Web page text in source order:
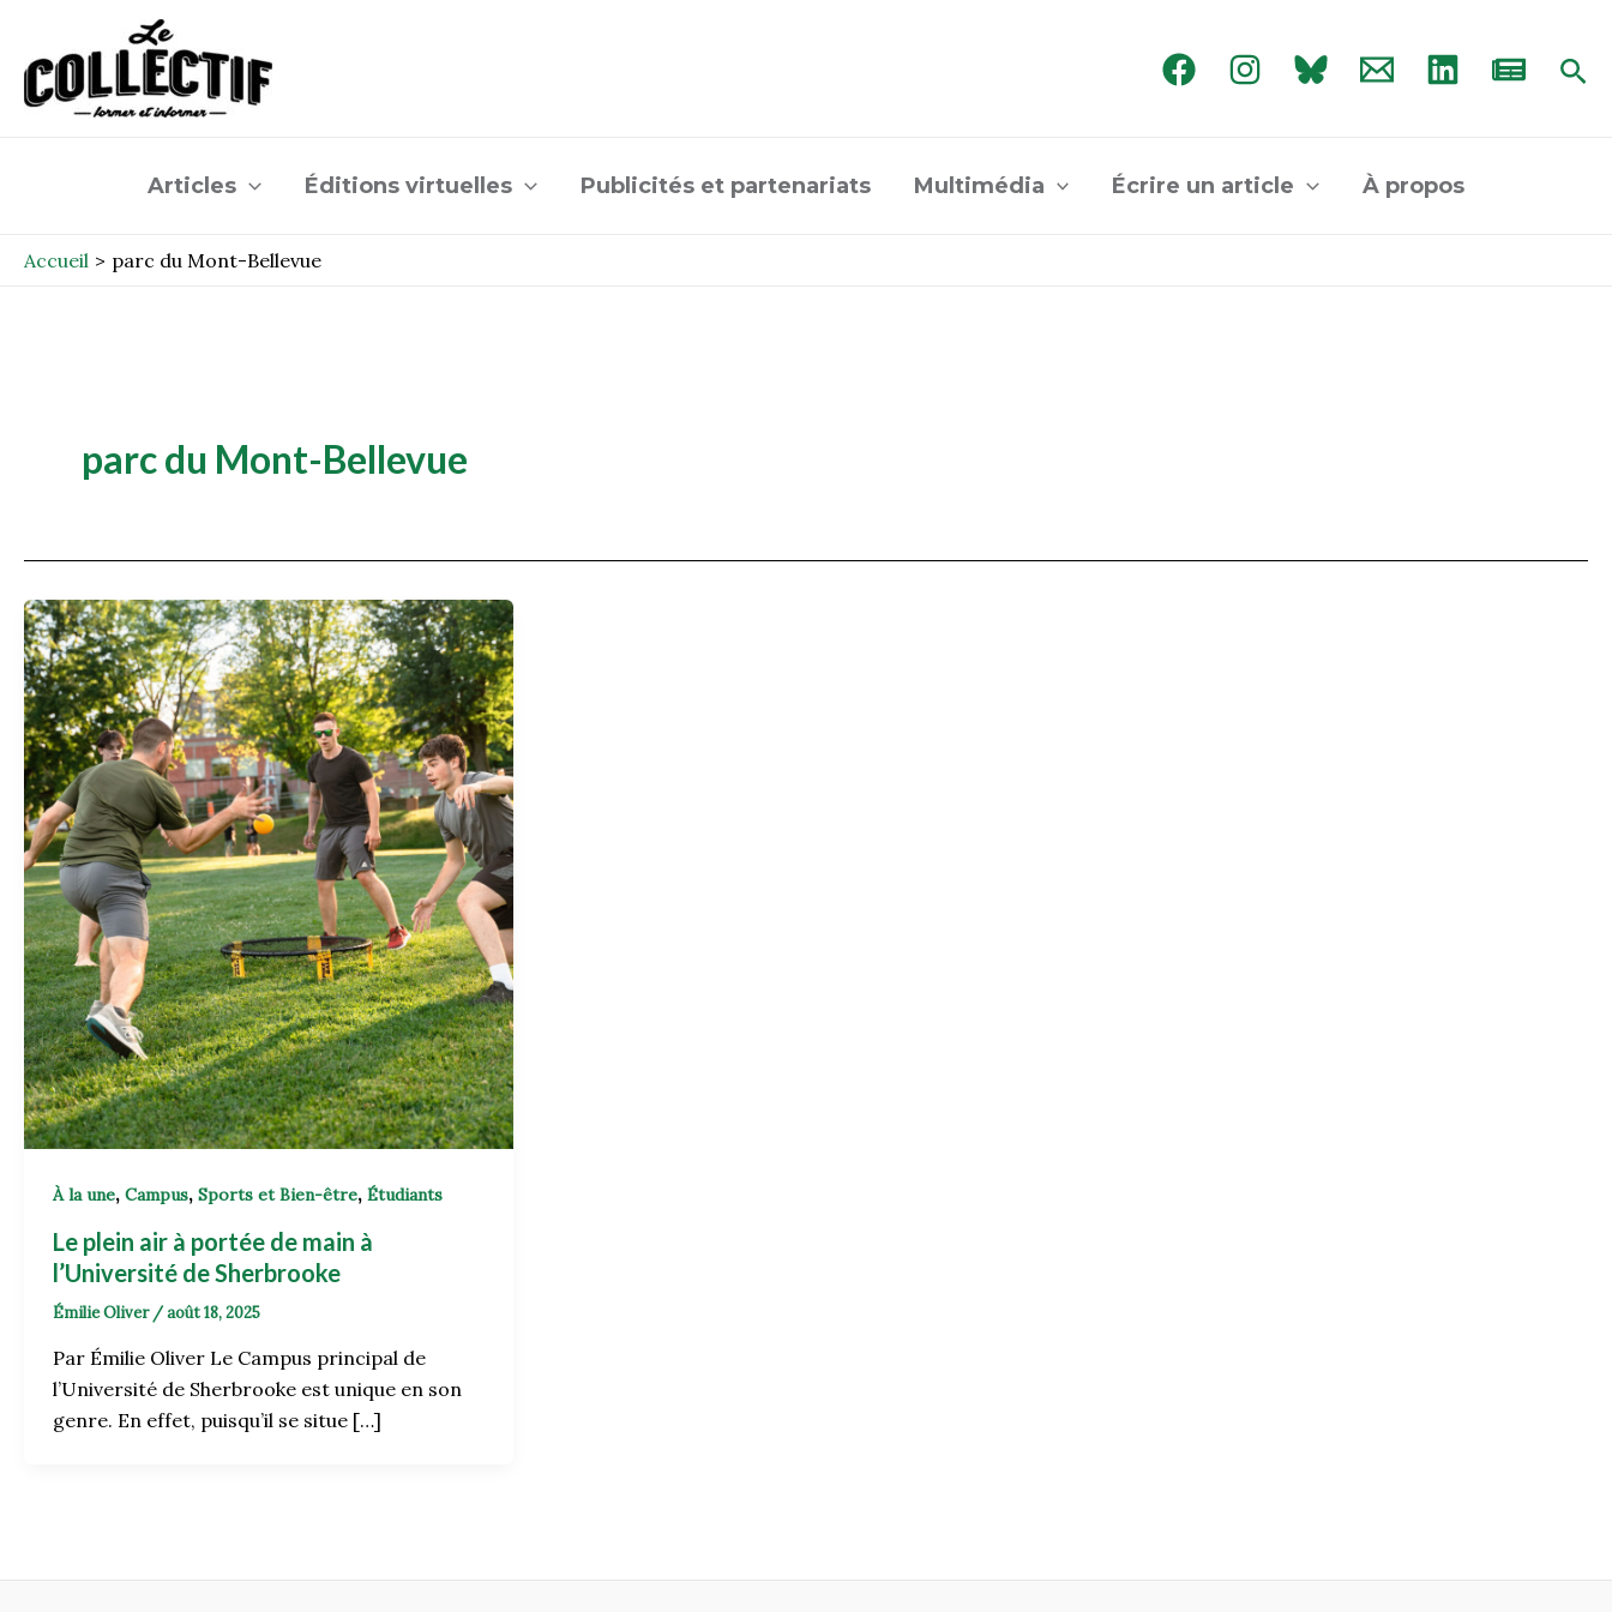
contenu
Articles Éditions virtuelles Publicités et partenariats Multimédia Écrire un article À propos
Accueil parc du Mont-Bellevue
parc du Mont-Bellevue
À la une, Campus, Sports et Bien-être, Étudiants
Le plein air à portée de main à
l’Université de Sherbrooke
Émilie Oliver /août 18, 2025
Par Émilie Oliver Le Campus principal de
l’Université de Sherbrooke est unique en son
genre. En effet, puisqu’il se situe […]